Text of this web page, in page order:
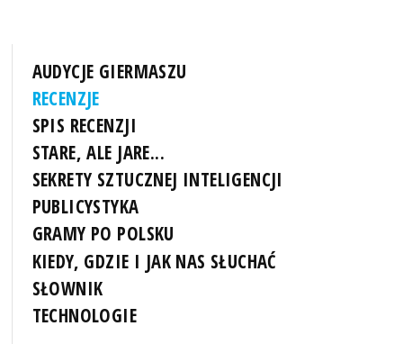
AUDYCJE GIERMASZU
RECENZJE
SPIS RECENZJI
STARE, ALE JARE...
SEKRETY SZTUCZNEJ INTELIGENCJI
PUBLICYSTYKA
GRAMY PO POLSKU
KIEDY, GDZIE I JAK NAS SŁUCHAĆ
SŁOWNIK
TECHNOLOGIE